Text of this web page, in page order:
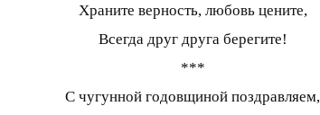
Храните верность, любовь цените,
Всегда друг друга берегите!
***
С чугунной годовщиной поздравляем,